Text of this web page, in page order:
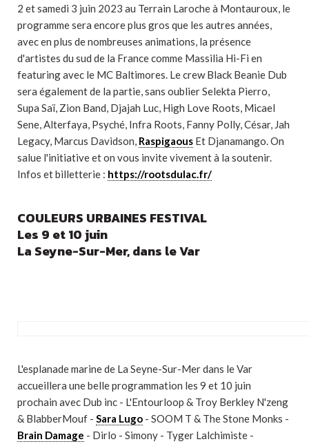
2 et samedi 3 juin 2023 au Terrain Laroche à Montauroux, le
programme sera encore plus gros que les autres années,
avec en plus de nombreuses animations, la présence
d'artistes du sud de la France comme Massilia Hi-Fi en
featuring avec le MC Baltimores. Le crew Black Beanie Dub
sera également de la partie, sans oublier Selekta Pierro,
Supa Saï, Zion Band, Djajah Luc, High Love Roots, Micael
Sene, Alterfaya, Psyché, Infra Roots, Fanny Polly, César, Jah
Legacy, Marcus Davidson, Raspigaous Et Djanamango. On
salue l'initiative et on vous invite vivement à la soutenir.
Infos et billetterie : https://rootsdulac.fr/
COULEURS URBAINES FESTIVAL
Les 9 et 10 juin
La Seyne-Sur-Mer, dans le Var
L'esplanade marine de La Seyne-Sur-Mer dans le Var
accueillera une belle programmation les 9 et 10 juin
prochain avec Dub inc - L'Entourloop & Troy Berkley N'zeng
& BlabberMouf - Sara Lugo - SOOM T & The Stone Monks -
Brain Damage - Dirlo - Simony - Tyger Lalchimiste -